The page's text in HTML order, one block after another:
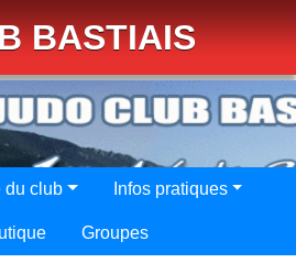
BASTIAIS
du club Infos pratiques
Groupes